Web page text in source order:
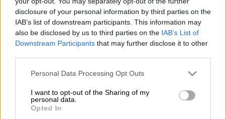
disclosure of your personal information by third parties on the
IAB’s list of downstream participants. This information may
also be disclosed by us to third parties on the IAB’s List of
Downstream Participants that may further disclose it to other
Please note that this website/app uses one or more Google
not limited to your visit or usage behaviour. You may click to
grant or deny consent to Google and its third-party tags to
use your data for below specified purposes in below Google
Personal Data Processing Opt Outs
I want to opt-out of the Sharing of my
personal data.
Opted In
Μετασχηματισμός, ESG & Sustainable
Finance: Η ψηφιακή λήψη αποδείξεων
μέσω τουLidl Plus μειώνει τον χρόνο
εξυπηρέτησης, το κόστος, τη χρήση
χαρτιού και το περιβαλλοντικό
αποτύπωμα.
Product
Data Management ) –
Βραβείοστην κατηγορία
Business
Intelligence